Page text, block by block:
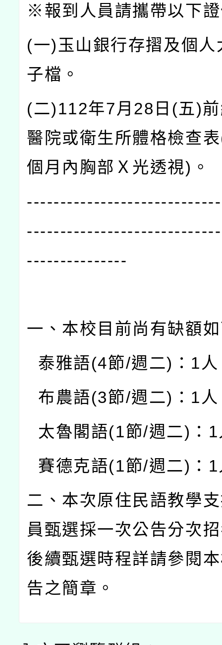
※報到人員請攜帶以下
(一) 玉山銀行存摺及個人
子檔。
(二)112年7月 28 日 (五)
醫院或衛生所體格檢查表
個月內胸部Ｘ光透視) 。
---------------
一、本校目前尚有缺額
泰雅語(4節/週二) ： 1 人
布農語(3節/週二) ： 1 人
太魯閣語(1節/週二) ： 1
賽德克語(1節/週二) ： 1
二、本次原住民語教學
員甄選採一次公告分次
後續甄選時程詳請參閱
告之簡章。